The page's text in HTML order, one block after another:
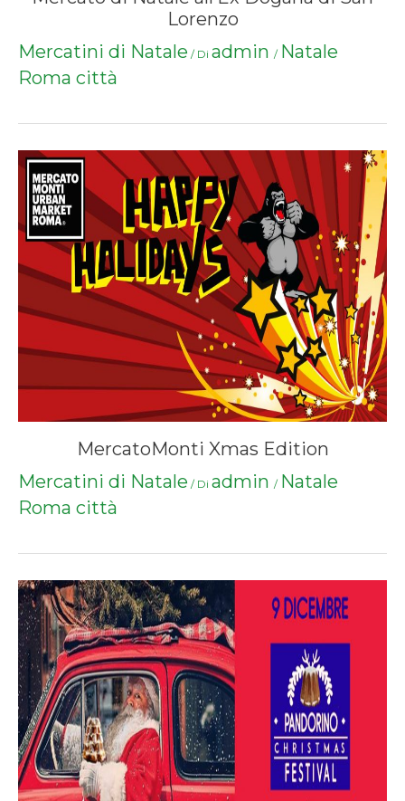
Lorenzo
Mercatini di Natale / Di admin / Natale
Roma città
MercatoMonti Xmas Edition
Mercatini di Natale / Di admin / Natale
Roma città